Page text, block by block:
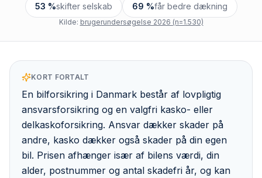
53 %skifter selskab 69 %får bedre dækning
Kilde: brugerundersøgelse 2026 (n=1.530)
KORT FORTALT
En bilforsikring i Danmark består af lovpligtig
ansvarsforsikring og en valgfri kasko- eller
delkaskoforsikring. Ansvar dækker skader på
andre, kasko dækker også skader på din egen
bil. Prisen afhænger især af bilens værdi, din
alder, postnummer og antal skadefri år, og kan